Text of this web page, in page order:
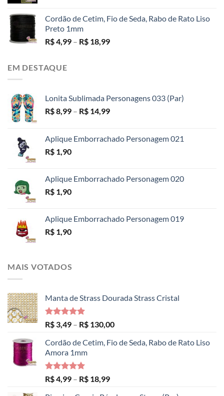
Cordão de Cetim, Fio de Seda, Rabo de Rato Liso
Preto 1mm
R$4,99 – R$ 18,99Faixa
EM DESTAQUE
Lonita Sublimada Personagens 033 (Par)
R$8,99 – R$ 14,99Faixa
R$ 8,99
Aplique Emborrachado Personagem 021
R$ 1,90
Aplique Emborrachado Personagem 020
R$ 1,90
Aplique Emborrachado Personagem 019
R$ 1,90
MAIS VOTADOS
Manta de Strass Dourada Strass Cristal
Avaliação
5.00
de 5
R$ 3,49 – R$ 130,00Faixa
preço:
Cordão de Cetim, Fio de Seda, Rabo de Rato Liso
Amora 1mm
Avaliação
5.00
de 5
R$4,99 – R$ 18,99Faixa